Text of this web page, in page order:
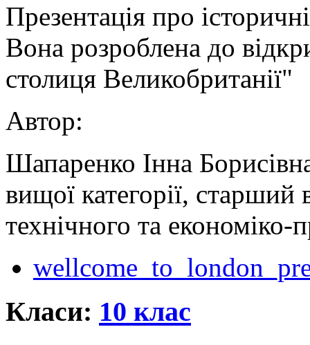
Презентація про
Вона розроблена до
столиця Великобританії"
Автор:
Шапаренко Інна
вищої категорії,
технічного та
Класи: 10 клас